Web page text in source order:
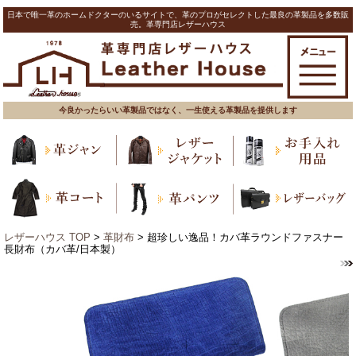
日本で唯一革のホームドクターのいるサイトで、革のプロがセレクトした最良の革製品を多数販
売。革専門店レザーハウス
今良かったらいい革製品ではなく、一生使える革製品を提供します
レザーハウス TOP > 革財布 > 超珍しい逸品！カバ革ラウンドファスナー
長財布（カバ革/日本製）